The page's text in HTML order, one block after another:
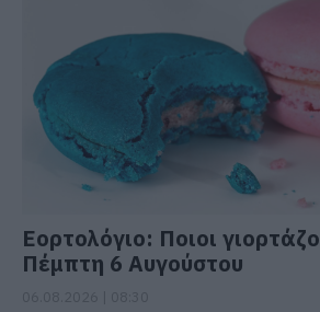
Εορτολόγιο: Ποιοι
Πέμπτη 6 Αυγούστου